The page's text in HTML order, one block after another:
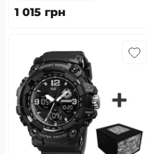
1 015 грн